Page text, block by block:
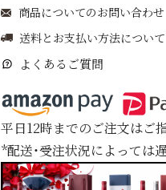
商品についてのお問い合わせ
送料とお支払い方法について
よくあるご質問
平日12時までのご注文はご
*配送・受注状況によっては